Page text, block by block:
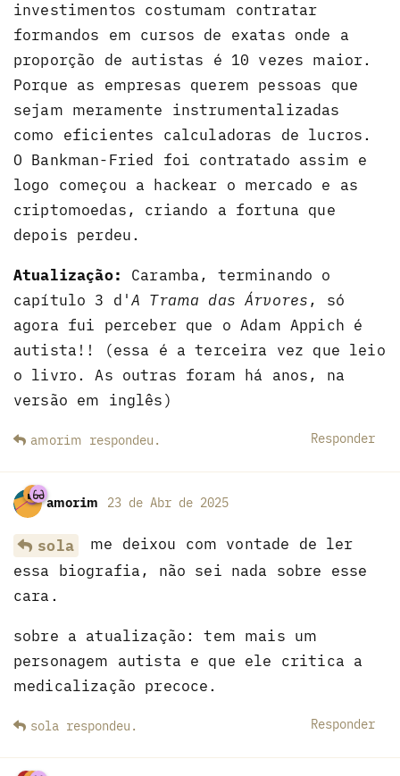
investimentos costumam contratar
formandos em cursos de exatas onde a
proporção de autistas é 10 vezes maior.
Porque as empresas querem pessoas que
sejam meramente instrumentalizadas
como eficientes calculadoras de lucros.
O Bankman-Fried foi contratado assim e
logo começou a hackear o mercado e as
criptomoedas, criando a fortuna que
depois perdeu.
Atualização:
Caramba, terminando o
capítulo 3 d'A Trama das Árvores, só
agora fui perceber que o Adam Appich é
autista!! (essa é a terceira vez que leio
o livro. As outras foram há anos, na
versão em inglês)
Responder
amorim respondeu .
amorim 23 de Abr de 2025
sola
me deixou com vontade de ler
essa biografia, não sei nada sobre esse
cara.
sobre a atualização: tem mais um
personagem autista e que ele critica a
medicalização precoce.
Responder
sola respondeu .